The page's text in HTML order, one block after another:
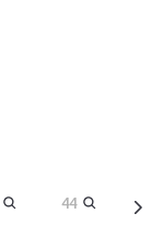
44